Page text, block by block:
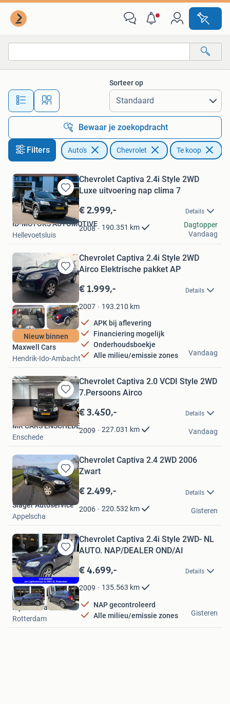
Alle afstanden…
Sorteer op
Bewaar je zoekopdracht
Filters Auto's Chevrolet Te koop
Bewaren
in
Mijn
Favorieten
Chevrolet Captiva 2.4i Style 2WD
Luxe uitvoering nap clima 7
€ 2.999,- Details
2008 190.351 km
ID-MOTORS AUTOMOTIVE
Hellevoetsluis
Dagtopper
Vandaag
Bewaren
in
Mijn
Favorieten
Nieuw binnen
Chevrolet Captiva 2.4i Style 2WD
Airco Elektrische pakket AP
€ 1.999,- Details
2007 193.210 km
APK bij aflevering
Financiering mogelijk
Onderhoudsboekje
Alle milieu/emissie zones
Maxwell Cars
Hendrik-Ido-Ambacht
Vandaag
Bewaren
in
Mijn
Favorieten
Chevrolet Captiva 2.0 VCDI Style 2WD
7.Persoons Airco
€ 3.450,- Details
2009 227.031 km
MR CARS ENSCHEDE
Enschede
Vandaag
Bewaren
in
Mijn
Favorieten
Chevrolet Captiva 2.4 2WD 2006
Zwart
€ 2.499,- Details
2006 220.532 km
Slager Autoservice
Appelscha
Gisteren
Bewaren
in
Mijn
Favorieten
Chevrolet Captiva 2.4i Style 2WD- NL
AUTO. NAP/DEALER OND/AI
€ 4.699,- Details
2009 135.563 km
NAP gecontroleerd
Alle milieu/emissie zones
Rijnmondauto
Rotterdam
Gisteren